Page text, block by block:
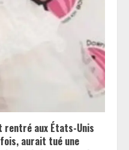
rentré aux États-Unis
aurait tué une